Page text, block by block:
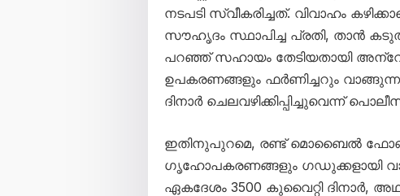
നടപടി സ്വീകരിച്ചത്. വിവാഹം
സൗഹൃദം സ്ഥാപിച്ച പ്രതി, താൻ
പറഞ്ഞ് സഹായം തേടിയതായി
ഉപകരണങ്ങളും ഫർണിച്ചറും
ദിനാർ ചെലവഴിക്കിപ്പിച്ചുവെന്ന്
ഇതിനുപുറമെ, രണ്ട് മൊബൈൽ
ഗൃഹോപകരണങ്ങളും ഗഡുക്കളായി
ഏകദേശം 3500 കുവൈറ്റി ദിനാർ,